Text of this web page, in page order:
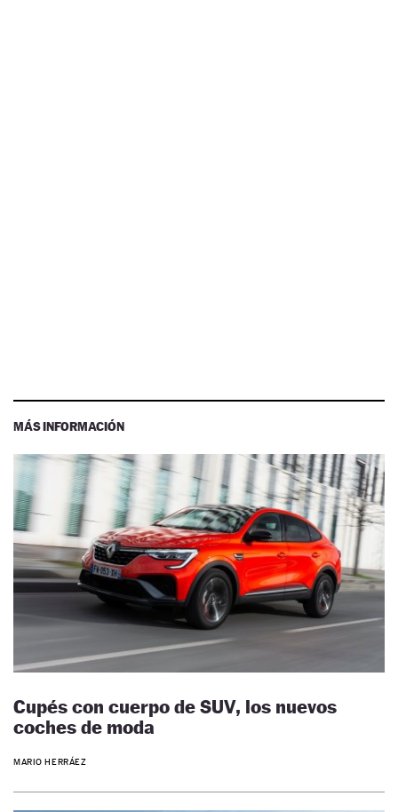
MÁS INFORMACIÓN
Cupés con cuerpo de SUV, los nuevos
coches de moda
MARIO HERRÁEZ